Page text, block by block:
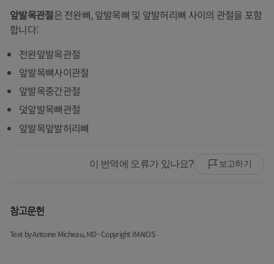
앞발목관절은 전완뼈, 앞발목뼈 및 앞발허리뼈 사이의 관절을 포함
합니다:
전완앞발목관절
앞발목뼈사이관절
앞발목중간관절
덧앞발목뼈관절
앞발목앞발허리뼈
이 번역에 오류가 있나요? 보고하기
참고문헌
Text by Antoine Micheau, MD - Copyright IMAIOS